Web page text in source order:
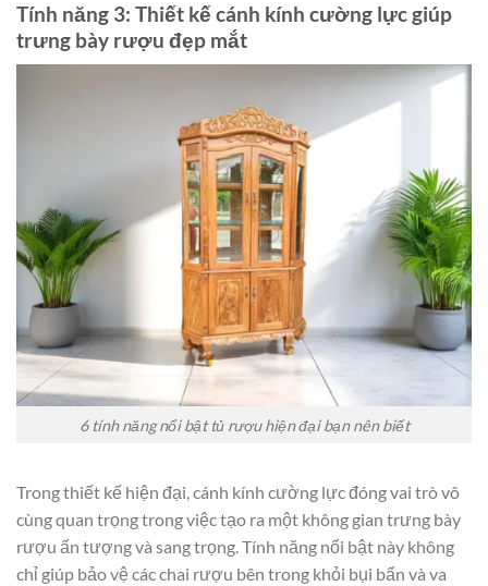
Tính năng 3: Thiết kế cánh kính cường lực giúp
trưng bày rượu đẹp mắt
6 tính năng nổi bật tủ rượu hiện đại bạn nên biết
Trong thiết kế hiện đại, cánh kính cường lực đóng vai trò vô
cùng quan trọng trong việc tạo ra một không gian trưng bày
rượu ấn tượng và sang trọng. Tính năng nổi bật này không
chỉ giúp bảo vệ các chai rượu bên trong khỏi bụi bẩn và va